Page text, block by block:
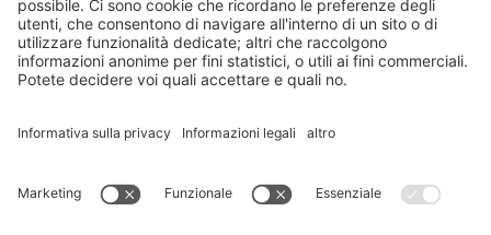
Sonnenparadies Srl
CIN: IT021087A17N8GM3N7